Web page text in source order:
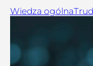
Wiedza ogólna